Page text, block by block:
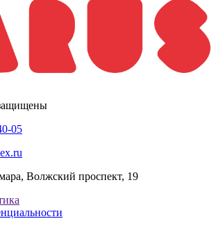
05
Волжский проспект, 19